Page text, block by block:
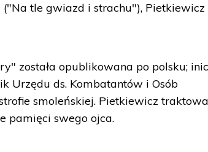
tle gwiazd i strachu"), Pietkiewicz
została opublikowana po polsku;
Urzędu ds. Kombatantów i Osób
smoleńskiej. Pietkiewicz
pamięci swego ojca.